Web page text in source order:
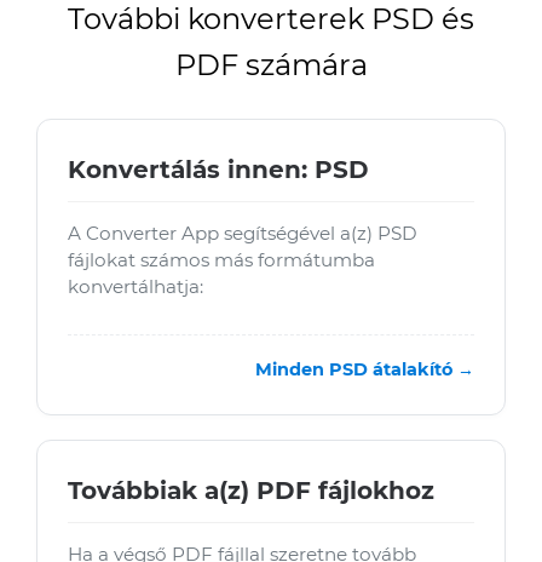
További konverterek PSD és
PDF számára
Konvertálás innen: PSD
A Converter App segítségével a(z) PSD
fájlokat számos más formátumba
konvertálhatja:
Minden PSD átalakító →
Továbbiak a(z) PDF fájlokhoz
Ha a végső PDF fájllal szeretne tovább